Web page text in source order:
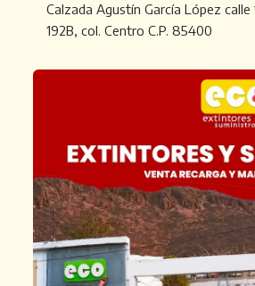
Calzada Agustín García López calle
192B, col. Centro C.P. 85400